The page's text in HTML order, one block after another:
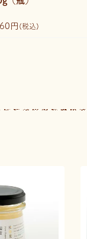
円 (税込)